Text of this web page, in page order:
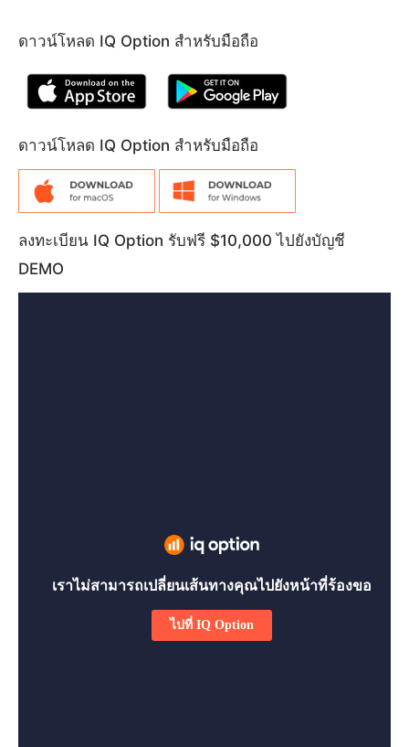
ดาวน์โหลด IQ Option สำหรับมือถือ
ดาวน์โหลด IQ Option สำหรับมือถือ
ลงทะเบียน IQ Option รับฟรี $10,000 ไปยังบัญชี
DEMO